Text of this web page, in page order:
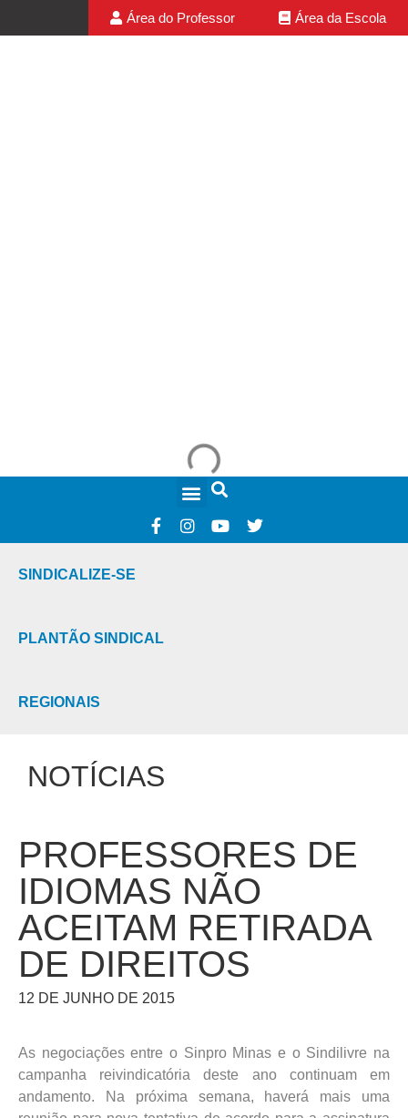
Área do Professor Área da Escola
SINDICALIZE-SE
PLANTÃO SINDICAL
REGIONAIS
NOTÍCIAS
PROFESSORES DE
IDIOMAS NÃO
ACEITAM RETIRADA
DE DIREITOS
12 DE JUNHO DE 2015
As negociações entre o Sinpro Minas e o Sindilivre na
campanha reivindicatória deste ano continuam em
andamento. Na próxima semana, haverá mais uma